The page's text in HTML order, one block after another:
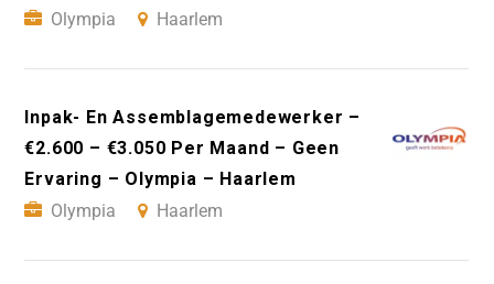
Olympia
Haarlem
Inpak- En Assemblagemedewerker –
€2.600 – €3.050 Per Maand – Geen
Ervaring – Olympia – Haarlem
Olympia
Haarlem